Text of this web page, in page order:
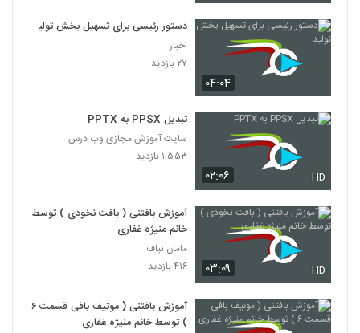
۰۴:۰۴
دستور رئیسی برای تسهیل بخش تولید
اخبار
۲۷ بازدید
۰۲:۰۶ HD
تبدیل PPSX به PPTX
سایت آموزش مجازی وب درس
۱,۵۵۳ بازدید
۰۳:۰۹ HD
آموزش بافتنی ( بافت نخودی ) توسط
خانم منیژه غفاری
مامان بباف
۴۱۶ بازدید
آموزش بافتنی ( موتیف بافی قسمت ۶
) توسط خانم منیژه غفاری